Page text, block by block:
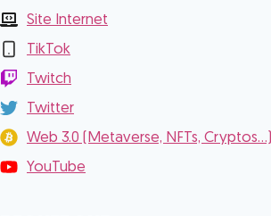
Site Internet
TikTok
Twitch
Twitter
Web 3.0 (Metaverse, NFTs, Cryptos...)
YouTube